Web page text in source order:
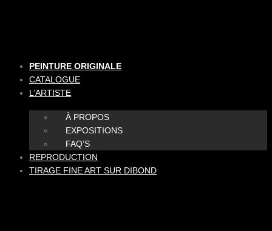
PEINTURE ORIGINALE
CATALOGUE
L’ARTISTE
À PROPOS
EXPOSITIONS
FAQ’S
REPRODUCTION
TIRAGE FINE ART SUR DIBOND